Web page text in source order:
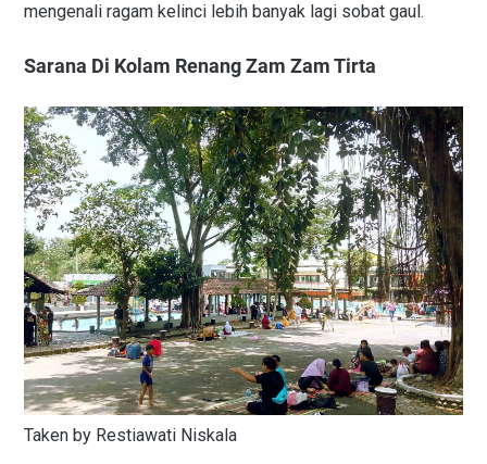
mengenali ragam kelinci lebih banyak lagi sobat gaul.
Sarana Di Kolam Renang Zam Zam Tirta
Taken by Restiawati Niskala